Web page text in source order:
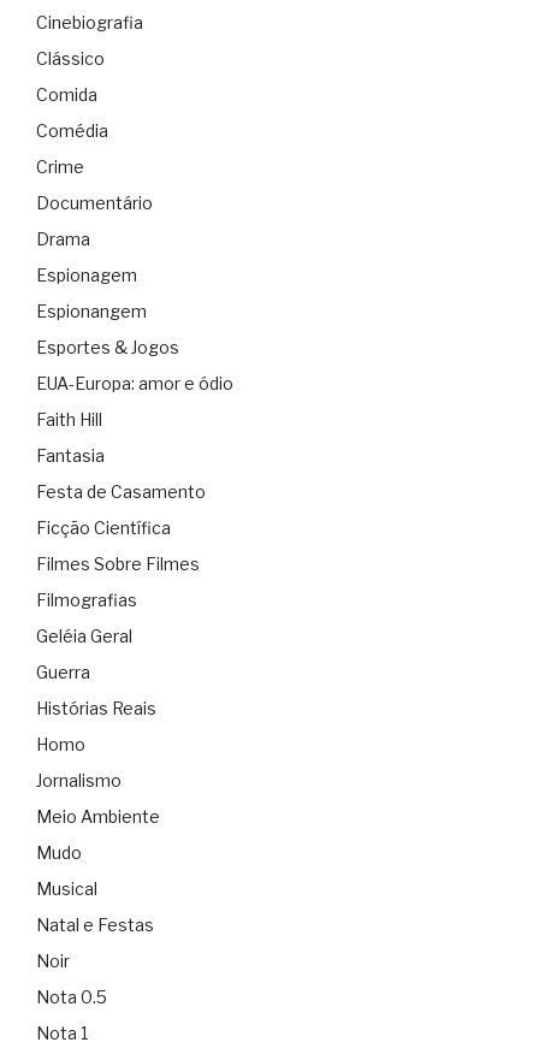
Cinebiografia
Clássico
Comida
Comédia
Crime
Documentário
Drama
Espionagem
Espionangem
Esportes & Jogos
EUA-Europa: amor e ódio
Faith Hill
Fantasia
Festa de Casamento
Ficção Científica
Filmes Sobre Filmes
Filmografias
Geléia Geral
Guerra
Histórias Reais
Homo
Jornalismo
Meio Ambiente
Mudo
Musical
Natal e Festas
Noir
Nota 0.5
Nota 1